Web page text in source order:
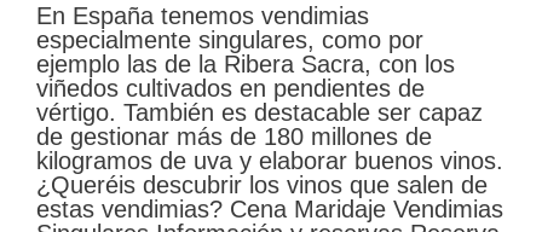
En España tenemos vendimias
especialmente singulares, como por
ejemplo las de la Ribera Sacra, con los
viñedos cultivados en pendientes de
vértigo. También es destacable ser capaz
de gestionar más de 180 millones de
kilogramos de uva y elaborar buenos vinos.
¿Queréis descubrir los vinos que salen de
estas vendimias? Cena Maridaje Vendimias